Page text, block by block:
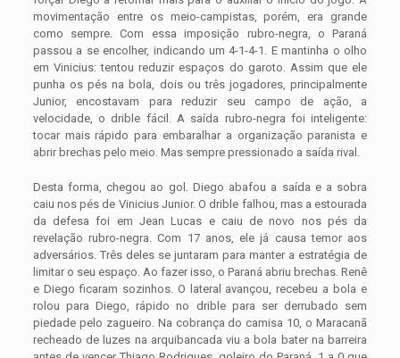
movimentação entre os meio-campistas, porém, era grande
como sempre. Com essa imposição rubro-negra, o Paraná
passou a se encolher, indicando um 4-1-4-1. E mantinha o olho
em Vinicius: tentou reduzir espaços do garoto. Assim que ele
punha os pés na bola, dois ou três jogadores, principalmente
Junior, encostavam para reduzir seu campo de ação, a
velocidade, o drible fácil. A saída rubro-negra foi inteligente:
tocar mais rápido para embaralhar a organização paranista e
abrir brechas pelo meio. Mas sempre pressionado a saída rival.
Desta forma, chegou ao gol. Diego abafou a saída e a sobra
caiu nos pés de Vinicius Junior. O drible falhou, mas a estourada
da defesa foi em Jean Lucas e caiu de novo nos pés da
revelação rubro-negra. Com 17 anos, ele já causa temor aos
adversários. Três deles se juntaram para manter a estratégia de
limitar o seu espaço. Ao fazer isso, o Paraná abriu brechas. Renê
e Diego ficaram sozinhos. O lateral avançou, recebeu a bola e
rolou para Diego, rápido no drible para ser derrubado sem
piedade pelo zagueiro. Na cobrança do camisa 10, o Maracanã
recheado de luzes na arquibancada viu a bola bater na barreira